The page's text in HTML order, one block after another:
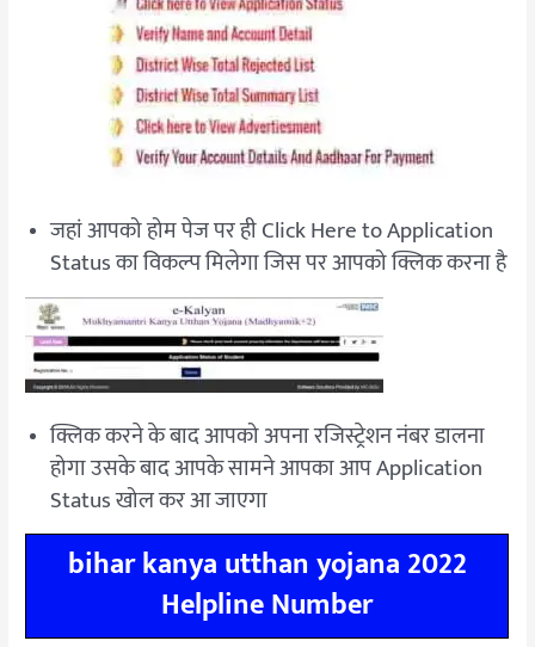
जहां आपको होम पेज पर ही Click Here to Application
Status का विकल्प मिलेगा जिस पर आपको क्लिक करना है
क्लिक करने के बाद आपको अपना रजिस्ट्रेशन नंबर डालना
होगा उसके बाद आपके सामने आपका आप Application
Status खोल कर आ जाएगा
bihar kanya utthan yojana 2022
Helpline Number